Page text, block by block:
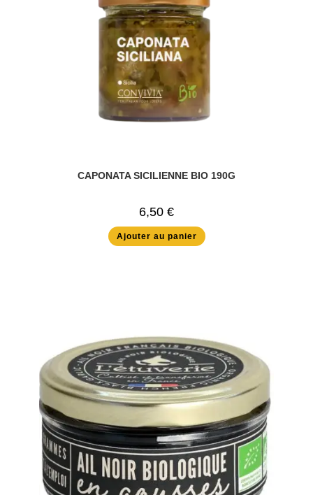
CAPONATA SICILIENNE BIO 190G
6,50 €
Ajouter au panier